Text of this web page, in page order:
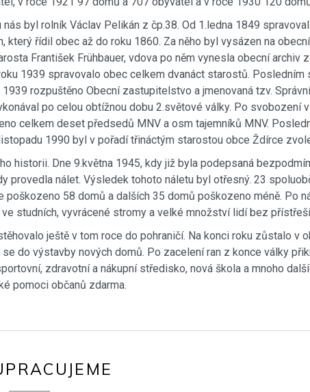
byl rolník Václav Pelikán z čp.38. Od 1.ledna 1849
řídil obec až do roku 1860. Za něho byl vysázen na
František Frühbauer, vdova po něm vynesla obecní archiv
1939 spravovalo obec celkem dvanáct starostů.
rozpuštěno Obecní zastupitelstvo a jmenovaná tzv.
po celou obtížnou dobu 2.světové války. Po svobození
celkem deset předsedů MNV a osm tajemníků MNV.
1990 byl v pořadí třináctým starostou obce Ždírce
historii. Dne 9.května 1945, kdy již byla podepsaná
provedla nálet. Výsledek tohoto náletu byl otřesný. 23
58 domů a dalších 35 domů poškozeno méně. Po
studních, vyvrácené stromy a velké množství lidí bez
ještě v tom roce do pohraničí. Na konci roku zůstalo v
do výstavby nových domů. Po zacelení ran z konce války
zdravotní a nákupní středisko, nová škola a mnoho
pomoci občanů zdarma.